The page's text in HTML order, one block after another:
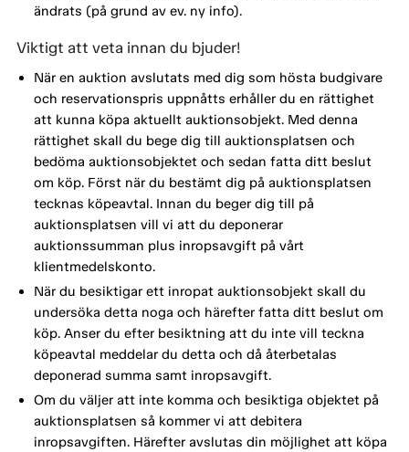
ändrats (på grund av ev. ny info).
Viktigt att veta innan du bjuder!
När en auktion avslutats med dig som hösta budgivare
och reservationspris uppnåtts erhåller du en rättighet
att kunna köpa aktuellt auktionsobjekt. Med denna
rättighet skall du bege dig till auktionsplatsen och
bedöma auktionsobjektet och sedan fatta ditt beslut
om köp. Först när du bestämt dig på auktionsplatsen
tecknas köpeavtal. Innan du beger dig till på
auktionsplatsen vill vi att du deponerar
auktionssumman plus inropsavgift på vårt
klientmedelskonto.
När du besiktigar ett inropat auktionsobjekt skall du
undersöka detta noga och härefter fatta ditt beslut om
köp. Anser du efter besiktning att du inte vill teckna
köpeavtal meddelar du detta och då återbetalas
deponerad summa samt inropsavgift.
Om du väljer att inte komma och besiktiga objektet på
auktionsplatsen så kommer vi att debitera
inropsavgiften. Härefter avslutas din möjlighet att köpa